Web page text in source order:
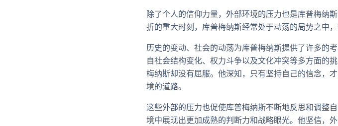
除了个人的信仰力量，外部环境的压力也是库普梅纳
折的重大时刻，库普梅纳斯经常处于动荡的局势之中
历史的变动、社会的动荡为库普梅纳斯提供了许多的
自社会结构变化、权力斗争以及文化冲突等多方面的
梅纳斯却没有屈服。他深知，只有坚持自己的信念，
境的道路。
这些外部的压力也促使库普梅纳斯不断地反思和调整
境中展现出更加成熟的判断力和战略眼光。他坚信，